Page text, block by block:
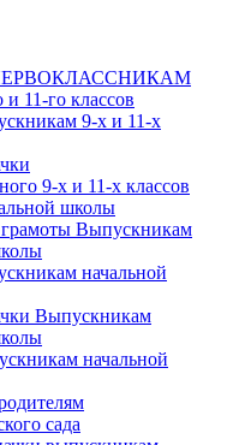
11-го классов
9-х и 11-х
9-х и 11-х классов
школы
Выпускникам
начальной
Выпускникам
начальной
сада